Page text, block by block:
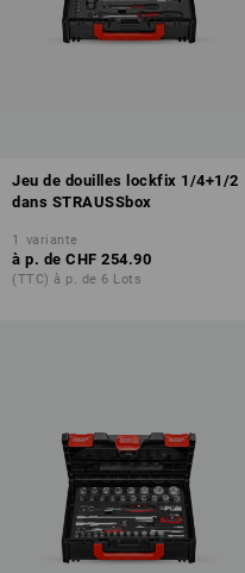
Jeu de douilles lockfix 1/4+1/2
dans STRAUSSbox
1 variante
à p. de CHF 254.90
(TTC) à p. de 6 Lots